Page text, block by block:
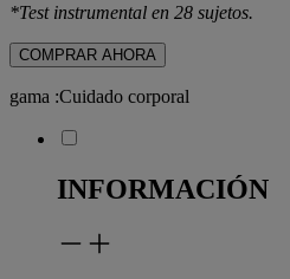
*Test instrumental en 28 sujetos.
COMPRAR AHORA
gama :Cuidado corporal
INFORMACIÓN